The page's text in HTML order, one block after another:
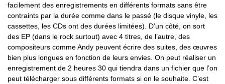
facilement des enregistrements en différents formats sans être
contraints par la durée comme dans le passé (le disque vinyle, les
cassettes, les CDs ont des durées limitées). D’un côté, on sort
des EP (dans le rock surtout) avec 4 titres, de l’autre, des
compositeurs comme Andy peuvent écrire des suites, des œuvres
bien plus longues en fonction de leurs envies. On peut réaliser un
enregistrement de 2 heures 30 qui tiendra dans un fichier que l’on
peut télécharger sous différents formats si on le souhaite. C’est